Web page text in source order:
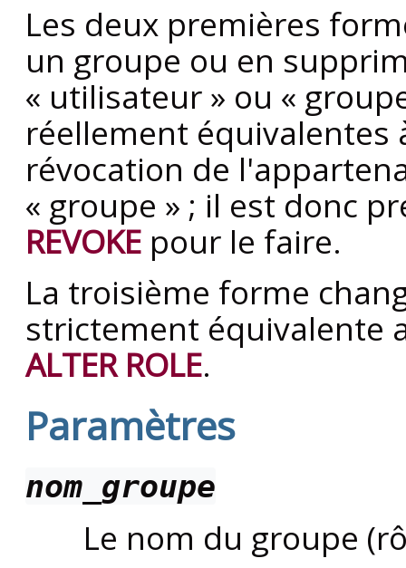
Les deux premières
un groupe ou en
« utilisateur » ou «
réellement équivalentes
révocation de
« groupe » ; il est donc
REVOKE pour le faire.
La troisième forme
strictement équivalente
ALTER ROLE.
Paramètres
nom_groupe
Le nom du groupe